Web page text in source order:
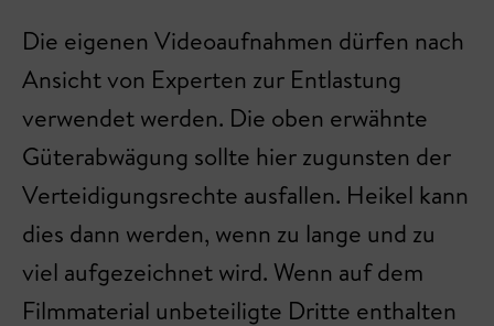
Die eigenen Videoaufnahmen dürfen nach
Ansicht von Experten zur Entlastung
verwendet werden. Die oben erwähnte
Güterabwägung sollte hier zugunsten der
Verteidigungsrechte ausfallen. Heikel kann
dies dann werden, wenn zu lange und zu
viel aufgezeichnet wird. Wenn auf dem
Filmmaterial unbeteiligte Dritte enthalten